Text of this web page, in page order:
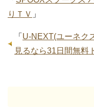
りＴＶ 」
「 U-NEXT(ユーネク
見るなら31日間無料